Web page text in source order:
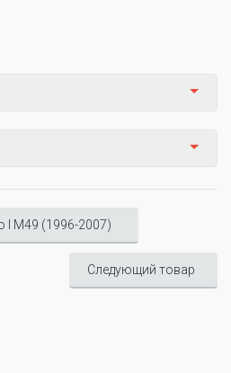
I М49 (1996-2007)
Следующий товар